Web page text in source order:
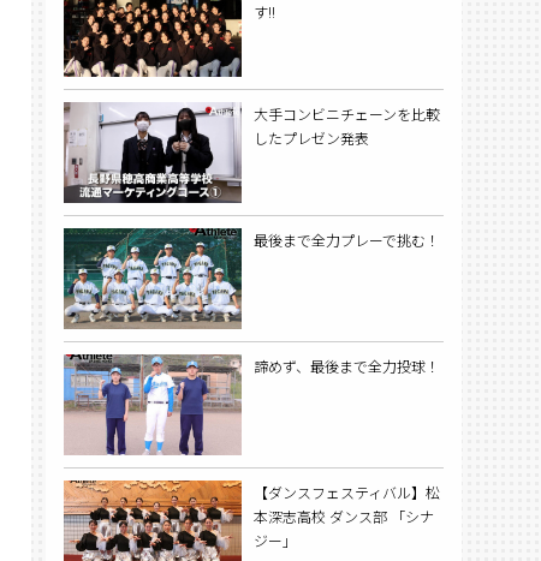
す!!
大手コンビニチェーンを比較
したプレゼン発表
最後まで全力プレーで挑む！
諦めず、最後まで全力投球！
【ダンスフェスティバル】松
本深志高校 ダンス部 「シナ
ジー」